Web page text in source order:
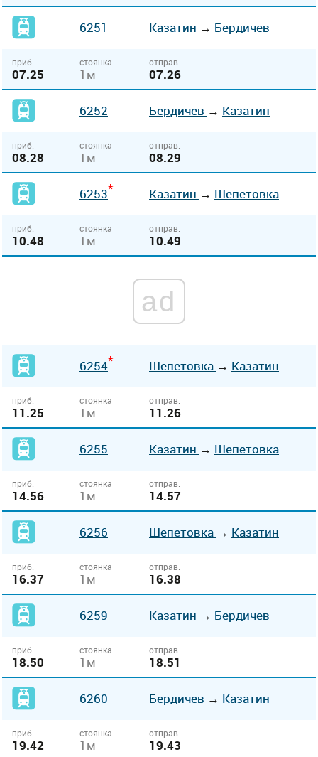
6251 Казатин → Бердичев
приб.
07.25
стоянка
1м
отправ.
07.26
6252 Бердичев → Казатин
приб.
08.28
стоянка
1м
отправ.
08.29
6253* Казатин → Шепетовка
приб.
10.48
стоянка
1м
отправ.
10.49
ad
6254* Шепетовка → Казатин
приб.
11.25
стоянка
1м
отправ.
11.26
6255 Казатин → Шепетовка
приб.
14.56
стоянка
1м
отправ.
14.57
6256 Шепетовка → Казатин
приб.
16.37
стоянка
1м
отправ.
16.38
6259 Казатин → Бердичев
приб.
18.50
стоянка
1м
отправ.
18.51
6260 Бердичев → Казатин
приб.
19.42
стоянка
1м
отправ.
19.43